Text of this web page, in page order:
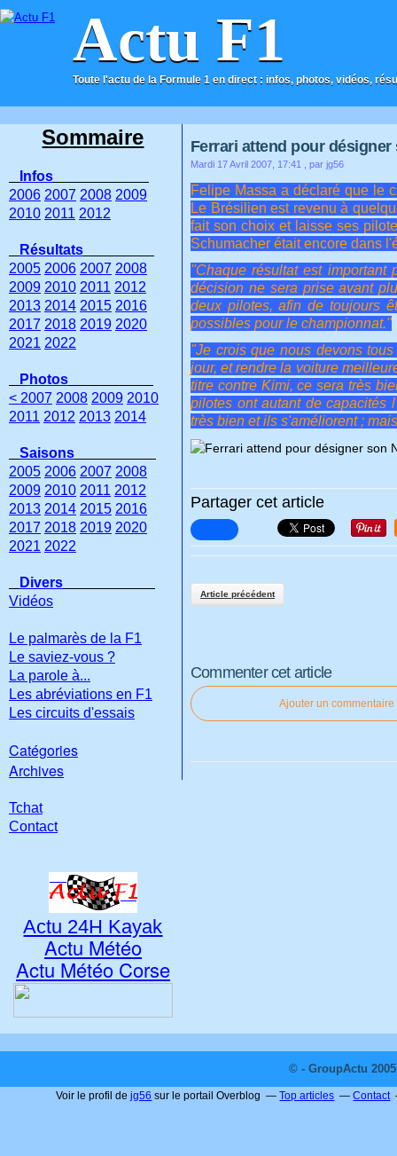
Actu F1
Toute l'actu de la Formule 1 en direct : infos, photos, vidéos,
ACCUEIL CONTACT
Ferrari attend pour désigner
Mardi 17 Avril 2007, 17:41 , par jg56
Felipe Massa a déclaré que le
Le Brésilien est revenu à
fait son choix et laisse ses
Schumacher était encore dans
"Chaque résultat est important
décision ne sera prise avant
deux pilotes, afin de toujours
possibles pour le championnat."
"Je crois que nous devons
jour, et rendre la voiture
titre contre Kimi, ce sera très
pilotes ont autant de capacités
très bien et ils s'améliorent ;
Partager cet article
Article précédent
Commenter cet article
Ajouter un commentaire
Sommaire
Infos
2006 2007 2008 2009
2010 2011 2012
Résultats
2005 2006 2007 2008
2009 2010 2011 2012
2013 2014 2015 2016
2017 2018 2019 2020
2021 2022
Photos
< 2007 2008 2009 2010
2011 2012 2013 2014
Saisons
2005 2006 2007 2008
2009 2010 2011 2012
2013 2014 2015 2016
2017 2018 2019 2020
2021 2022
Divers
Vidéos
Le palmarès de la F1
Le saviez-vous ?
La parole à...
Les abréviations en F1
Les circuits d'essais
Catégories
Archives
Tchat
Contact
Actu 24H Kayak
Actu Météo
Actu Météo Corse
© - GroupActu
Voir le profil dejg56 sur le portail Overblog Top articles Contact